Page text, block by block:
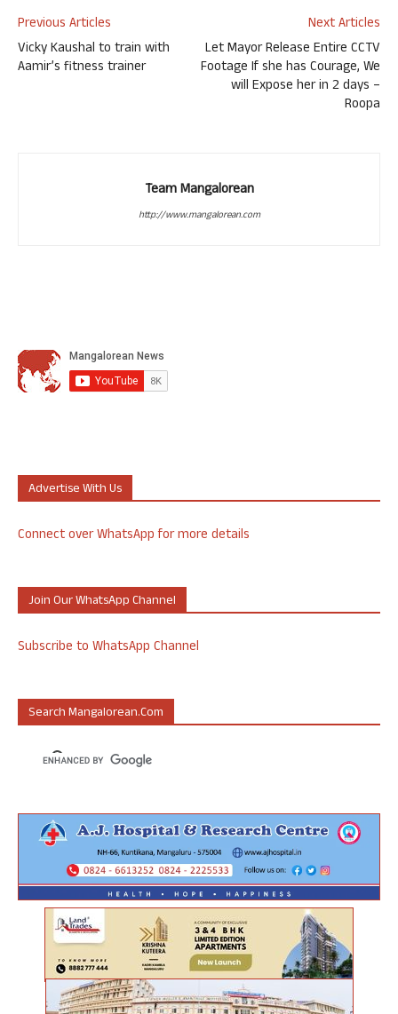
Previous Articles
Vicky Kaushal to train with
Aamir’s fitness trainer
Next Articles
Let Mayor Release Entire CCTV
Footage If she has Courage, We
will Expose her in 2 days –
Roopa
Team Mangalorean
http://www.mangalorean.com
Advertise With Us
Connect over WhatsApp for more details
Join Our WhatsApp Channel
Subscribe to WhatsApp Channel
Search Mangalorean.com